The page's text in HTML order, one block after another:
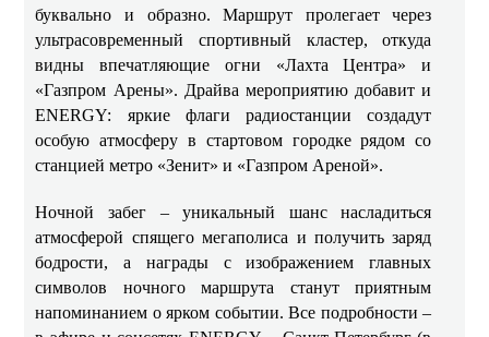
буквально и образно. Маршрут пролегает через
ультрасовременный спортивный кластер, откуда
видны впечатляющие огни «Лахта Центра» и
«Газпром Арены». Драйва мероприятию добавит и
ENERGY: яркие флаги радиостанции создадут
особую атмосферу в стартовом городке рядом со
станцией метро «Зенит» и «Газпром Ареной».
Ночной забег – уникальный шанс насладиться
атмосферой спящего мегаполиса и получить заряд
бодрости, а награды с изображением главных
символов ночного маршрута станут приятным
напоминанием о ярком событии. Все подробности –